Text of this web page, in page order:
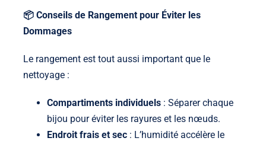
📦 Conseils de Rangement pour Éviter les
Dommages
Le rangement est tout aussi important que le
nettoyage :
Compartiments individuels: Séparer chaque
bijou pour éviter les rayures et les nœuds.
Endroit frais et sec: L’humidité accélère le